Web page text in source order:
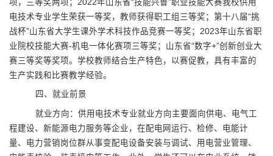
项，三等奖两项； 2022年山东省“技能兴鲁”职业技能大赛我校供用
电技术专业学生荣获一等奖，教师获得职工组三等奖； 第十八届“挑
战杯”山东省大学生课外学术科技作品竞赛一等奖； 2023年山东省职
业院校技能大赛-机电一体化赛项三等奖； 山东省“数字+”创新创业大
赛三等奖等奖项。学校教师结合生产特色，以赛促教，具有丰富的
生产实践和比赛教学经验。
四、就业前景
就业方向：供用电技术专业就业方向主要面向供电、 电气工
程建设、新能源电力服务等企业，在配电网运行、检修、电能计
量、电力营销岗位群从事变配电设备安装与调试、用电营业管理、